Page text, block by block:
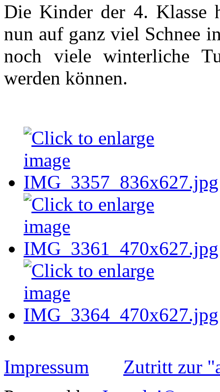
Die Kinder der 4. Klasse
nun auf ganz viel Schnee
noch viele winterliche
werden können.
Impressum
Zutritt zur